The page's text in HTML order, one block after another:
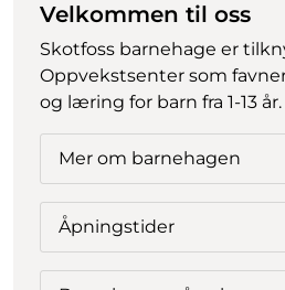
Velkommen til oss
Skotfoss barnehage er
Oppvekstsenter som
og læring for barn fra 1-13 år.
Mer om barnehagen
Åpningstider